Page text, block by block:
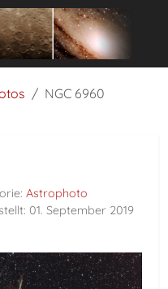
NGC 6960
Astrophoto
01. September 2019